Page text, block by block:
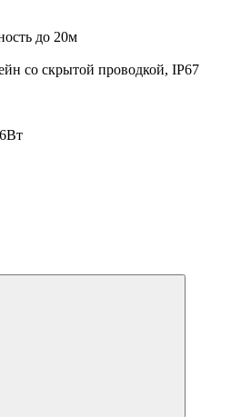
до 20м
со скрытой проводкой, IP67